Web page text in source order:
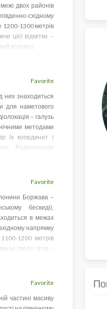
двох районів
східному
1200-1300 метрів
цієї відмітки –
краєвид
Favorite
них знаходиться
для наметового
– галузь
методами
їх координат і
Радіолокація
Favorite
Боржава –
бескиді),
в межах
напрямку
1200 метрів
смуги лісів –
Favorite
частині масиву